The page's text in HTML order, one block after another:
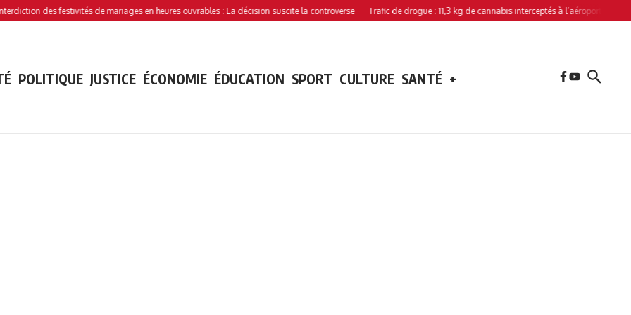
des festivités de mariages en heures ouvrables : La décision suscite la controverse Trafic de drogue : 11,3 kg de cannabis interceptés à l’aéroport de Hahaya
POLITIQUE JUSTICE ÉCONOMIE ÉDUCATION SPORT CULTURE SANTÉ +